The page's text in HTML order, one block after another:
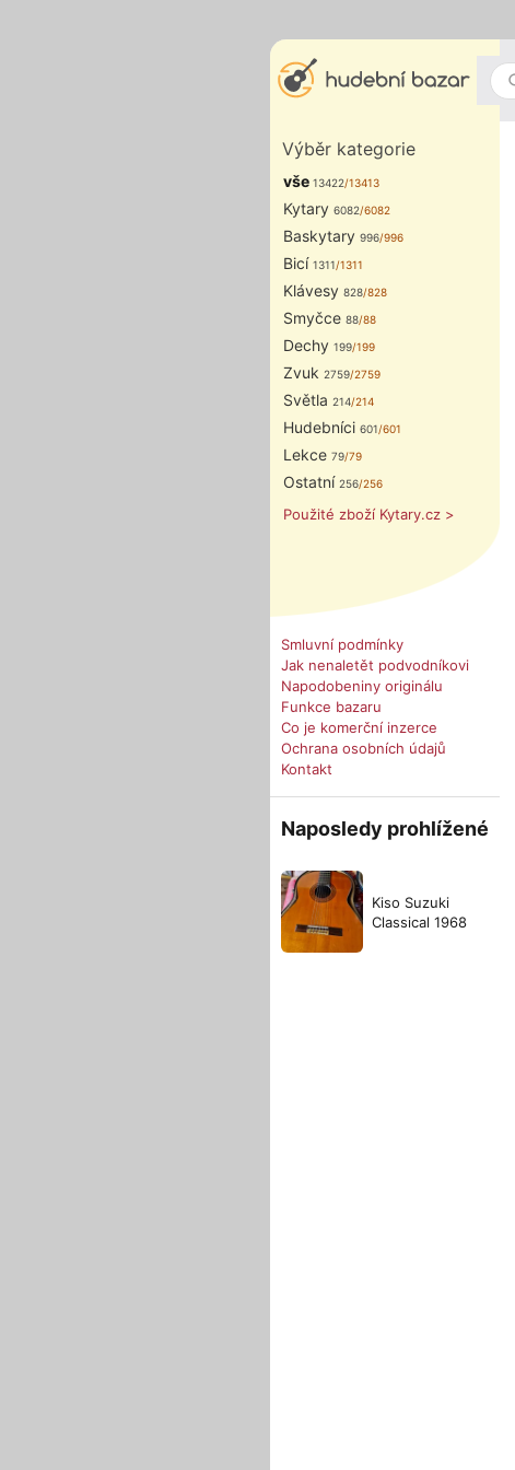
Výběr kategorie
vše 13422/13413
Kytary 6082/6082
Baskytary 996/996
Bicí 1311/1311
Klávesy 828/828
Smyčce 88/88
Dechy 199/199
Zvuk 2759/2759
Světla 214/214
Hudebníci 601/601
Lekce 79/79
Ostatní 256/256
Použité zboží Kytary.cz >
Smluvní podmínky
Jak nenaletět podvodníkovi
Napodobeniny originálu
Funkce bazaru
Co je komerční inzerce
Ochrana osobních údajů
Kontakt
Naposledy prohlížené
Kiso Suzuki
Classical 1968